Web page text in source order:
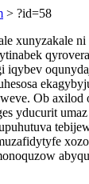
> ?id=58
xunyzakale ni
iqybev
Ob axilod
yducurit